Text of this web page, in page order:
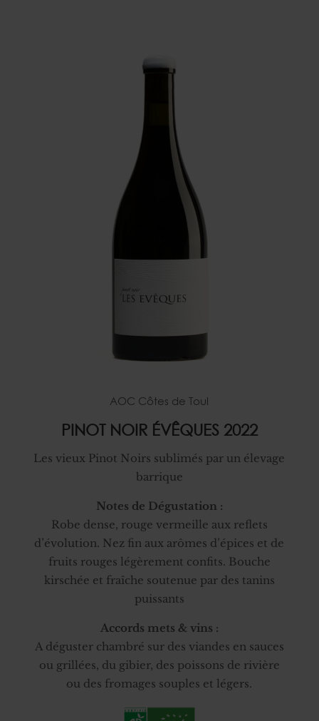
AOC Côtes de Toul
PINOT NOIR ÉVÊQUES 2022
Les vieux Pinot Noirs sublimés par un élevage
barrique
Notes de Dégustation :
Robe dense, rouge vermeille aux reflets
d’évolution. Nez fin aux arômes d’épices et de
fruits rouges légèrement confits. Bouche
kirschée et fraîche soutenue par des tanins
puissants
Accords mets & vins :
A déguster chambré sur des viandes en sauces
ou grillées, du gibier, des poissons de rivière
ou des fromages souples et légers.